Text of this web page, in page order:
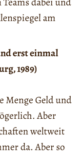
am
erst einmal
1989)
Menge Geld und
Aber
weltweit
da. Aber so